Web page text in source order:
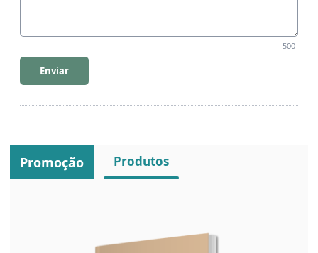
500
Enviar
Promoção Produtos